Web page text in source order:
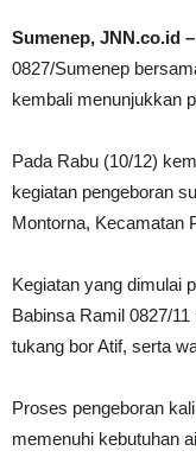
Sumenep, JNN.co.id –
0827/Sumenep
kembali menunjukkan
Pada Rabu (10/12)
kegiatan pengeboran
Montorna, Kecamatan
Kegiatan yang dimulai
Babinsa Ramil 0827/
tukang bor Atif, serta
Proses pengeboran
memenuhi kebutuhan